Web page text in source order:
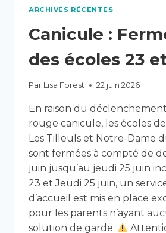
ARCHIVES RÉCENTES
Canicule :
des écoles 23
Par Lisa Forest 22 juin 2026
En raison du
rouge canicule, les écoles
Les Tilleuls et Notre-Dame
sont fermées à compté de
juin jusqu’au jeudi 25 juin
23 et Jeudi 25 juin, un
d’accueil est mis en place
pour les parents n’ayant
solution de garde.